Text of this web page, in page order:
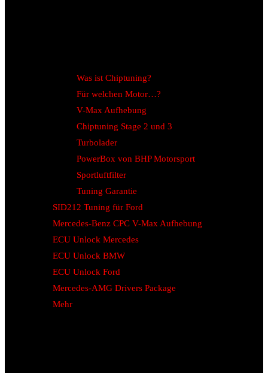
Was ist Chiptuning?
Für welchen Motor…?
V-Max Aufhebung
Chiptuning Stage 2 und 3
Turbolader
PowerBox von BHP Motorsport
Sportluftfilter
Tuning Garantie
SID212 Tuning für Ford
Mercedes-Benz CPC V-Max Aufhebung
ECU Unlock Mercedes
ECU Unlock BMW
ECU Unlock Ford
Mercedes-AMG Drivers Package
Mehr